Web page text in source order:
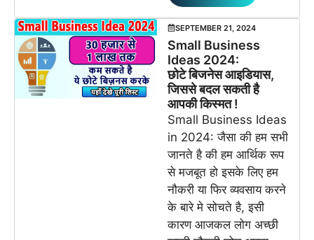
SEPTEMBER 21, 2024
Small Business
Ideas 2024:
छोटे बिजनेस आइडियास,
जिससे बदल सकती है
आपकी किस्मत !
Small Business Ideas
in 2024: जैसा की हम सभी
जानते है की हम आर्थिक रूप
से मजबूत हो इसके लिए हम
नौकरी या फिर व्यवसाय करने
के बारे मे सोचते है, इसी
कारण आजकल लोग अच्छी